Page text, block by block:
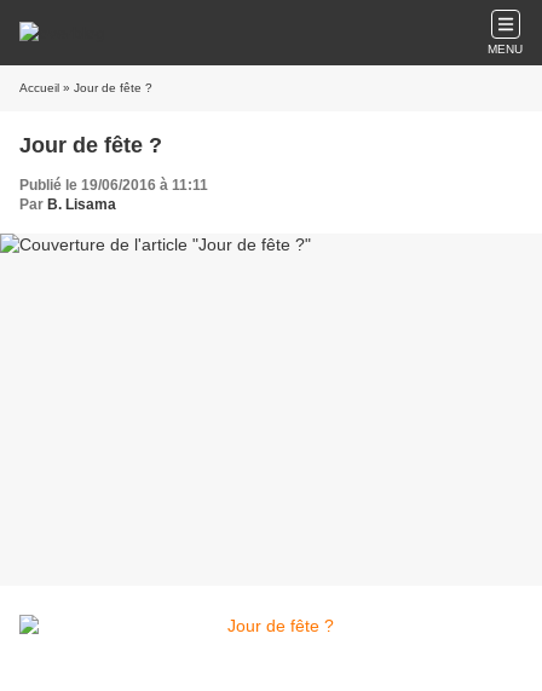
MENU
Accueil » Jour de fête ?
Jour de fête ?
Publié le 19/06/2016 à 11:11
Par B. Lisama